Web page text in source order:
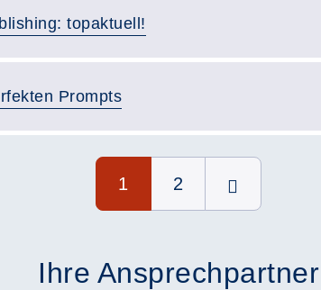
topaktuell!
Prompts
1 2
Ihre Ansprechpartner